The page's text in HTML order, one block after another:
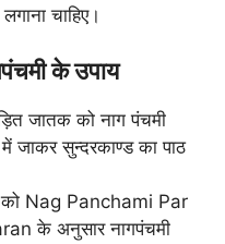
चाहिए।
के उपाय
जातक को नाग पंचमी
जाकर सुन्दरकाण्ड का पाठ
को Nag Panchami Par
के अनुसार नागपंचमी